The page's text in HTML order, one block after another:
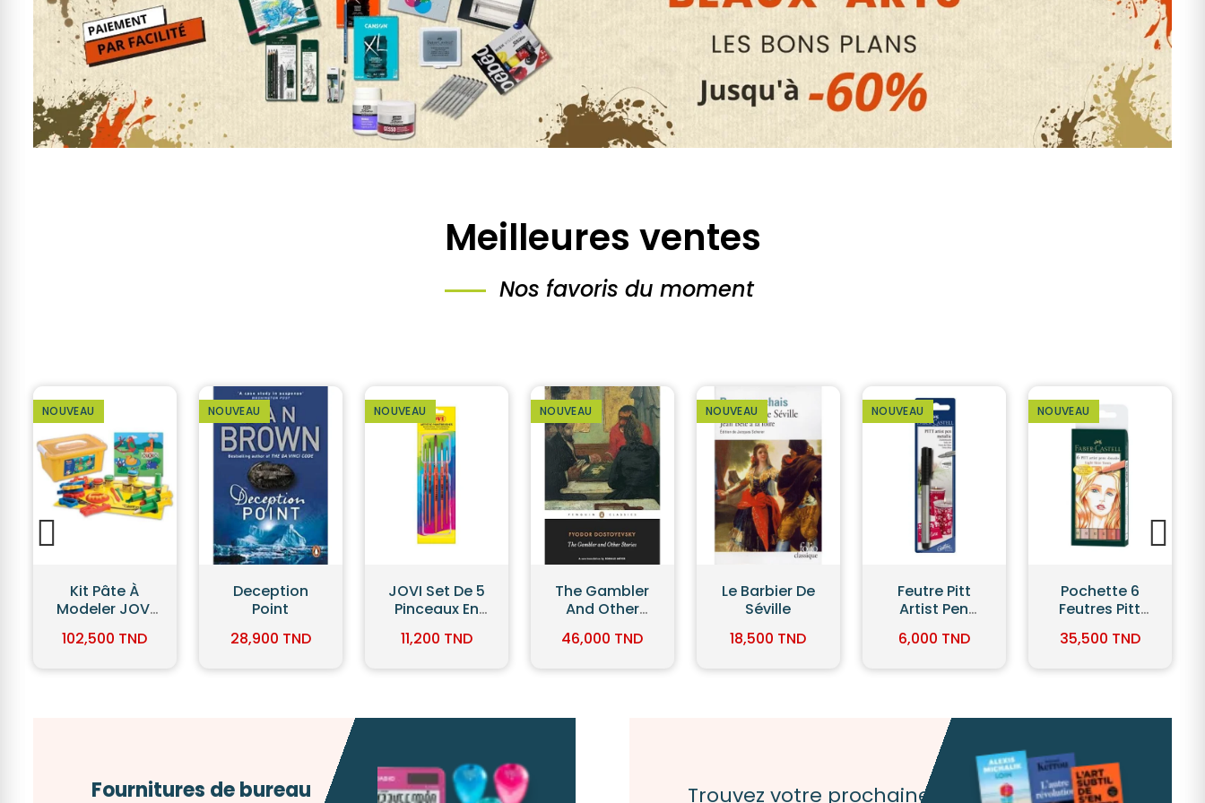
Meilleures ventes
Nos favoris du moment
NOUVEAU
Deception
Point
28,900 TND
NOUVEAU
JOVI Set De 5
Pinceaux En
(Ref 8185)
11,200 TND
NOUVEAU
The Gambler
And Other
46,000 TND
NOUVEAU
Le Barbier De
Séville
18,500 TND
NOUVEAU
Feutre Pitt
Artist Pen
Blister - Faber
6,000 TND
NOUVEAU
Pochette 6
Feutres Pitt
Chair - Faber
35,500 TND
NOUVEAU
Madonna In A
Fur Coat
42,000 TND
Fournitures de bureau Trouvez votre prochaine